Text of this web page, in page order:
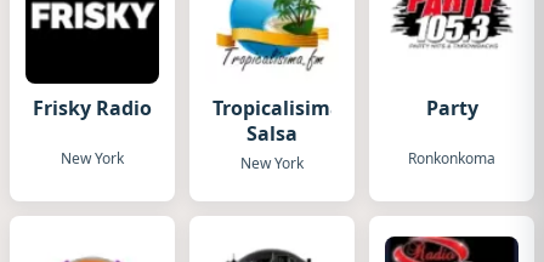
Frisky Radio
New York
Tropicalisima
Salsa
New York
Party
Ronkonkoma